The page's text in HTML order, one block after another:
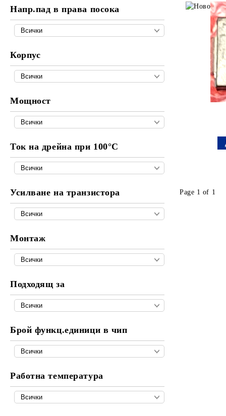
Напр.пад в права посока
Корпус
Мощност
Ток на дрейна при 100°C
Усилване на транзистора
Монтаж
Подходящ за
Брой функц.единици в чип
Работна температура
Page 1 of 1